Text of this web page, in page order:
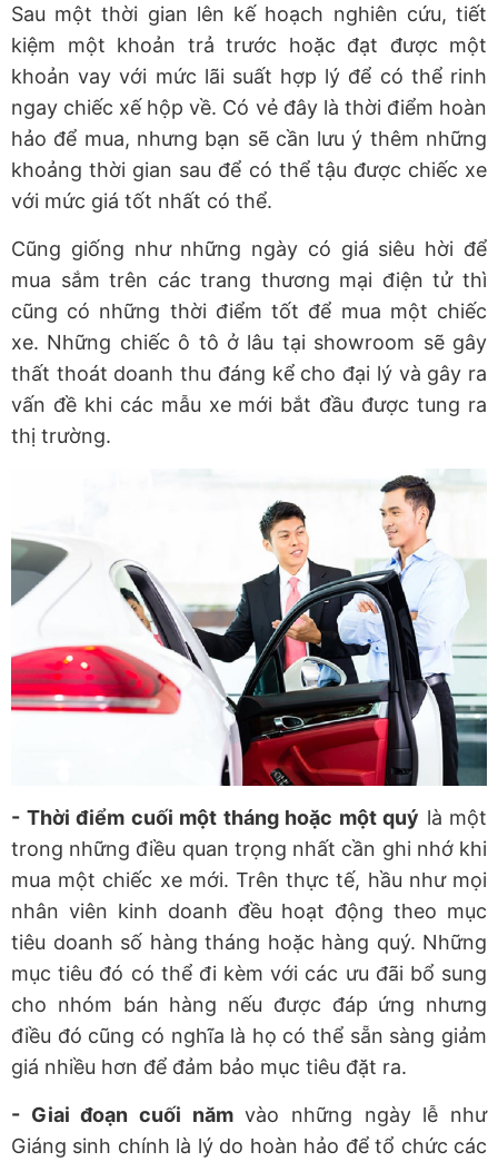
Sau một thời gian lên kế hoạch nghiên cứu, tiết
kiệm một khoản trả trước hoặc đạt được một
khoản vay với mức lãi suất hợp lý để có thể rinh
ngay chiếc xế hộp về. Có vẻ đây là thời điểm hoàn
hảo để mua, nhưng bạn sẽ cần lưu ý thêm những
khoảng thời gian sau để có thể tậu được chiếc xe
với mức giá tốt nhất có thể.
Cũng giống như những ngày có giá siêu hời để
mua sắm trên các trang thương mại điện tử thì
cũng có những thời điểm tốt để mua một chiếc
xe. Những chiếc ô tô ở lâu tại showroom sẽ gây
thất thoát doanh thu đáng kể cho đại lý và gây ra
vấn đề khi các mẫu xe mới bắt đầu được tung ra
thị trường.
- Thời điểm cuối một tháng hoặc một quý là một
trong những điều quan trọng nhất cần ghi nhớ khi
mua một chiếc xe mới. Trên thực tế, hầu như mọi
nhân viên kinh doanh đều hoạt động theo mục
tiêu doanh số hàng tháng hoặc hàng quý. Những
mục tiêu đó có thể đi kèm với các ưu đãi bổ sung
cho nhóm bán hàng nếu được đáp ứng nhưng
điều đó cũng có nghĩa là họ có thể sẵn sàng giảm
giá nhiều hơn để đảm bảo mục tiêu đặt ra.
- Giai đoạn cuối nămvào những ngày lễ như
Giáng sinh chính là lý do hoàn hảo để tổ chức các